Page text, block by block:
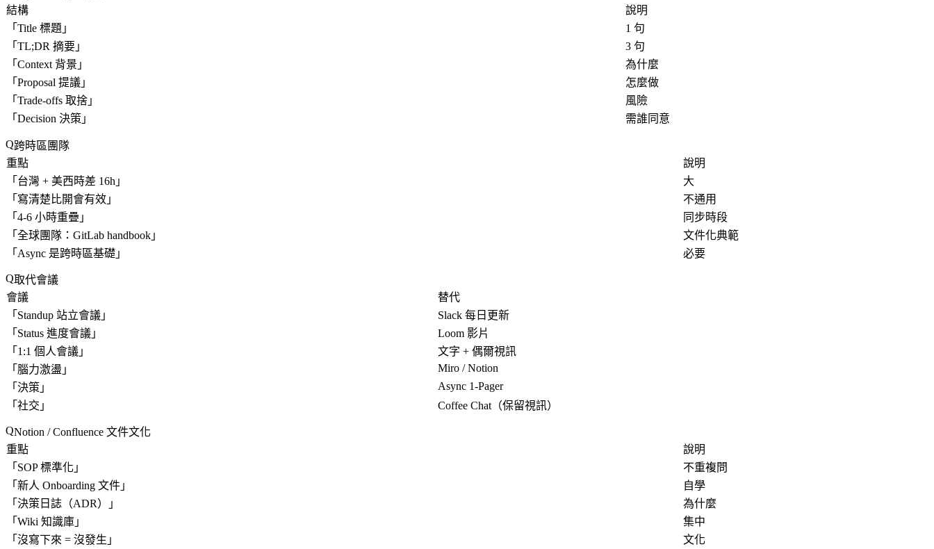
結構
說明
「 Title 標題 」
1 句
「 TL;DR 摘要 」
3 句
「 Context 背景 」
為什麼
「 Proposal 提議 」
怎麼做
「 Trade-offs 取捨 」
風險
「 Decision 決策 」 需誰同意
跨時區團隊
重點
說明
「 台灣 + 美西時差 16h 」
大
「 寫清楚比開會有效 」
不通用
「 4-6 小時重疊 」
同步時段
「 全球團隊：GitLab handbook 」
文件化典範
「 Async 是跨時區基礎 」 必要
取代會議
會議
替代
「 Standup 站立會議 」
Slack 每日更新
「 Status 進度會議 」
Loom 影片
「 1:1 個人會議 」
文字 + 偶爾視訊
「 腦力激盪 」
Miro / Notion
「 決策 」
Async 1-Pager
「 社交 」 Coffee Chat（保留視訊）
Notion / Confluence 文件文化
重點
說明
「 SOP 標準化 」
不重複問
「 新人 Onboarding 文件 」
自學
「 決策日誌（ADR） 」
為什麼
「 Wiki 知識庫 」
集中
「沒寫下來 = 沒發生」
文化